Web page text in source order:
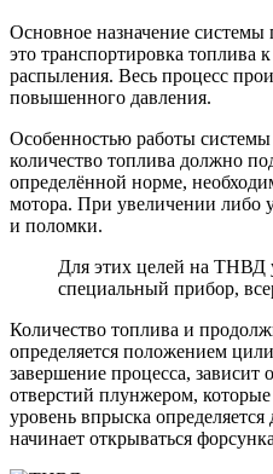
Основное назначение системы
это транспортировка топлива
распыления. Весь процесс
повышенного давления.
Особенностью работы системы
количество топлива должно
определённой норме,
мотора. При увеличении либо
и поломки.
Для этих целей на ТНВД
специальный прибор,
Количество топлива и
определяется положением
завершение процесса,
отверстий плунжером,
уровень впрыска
начинает открываться